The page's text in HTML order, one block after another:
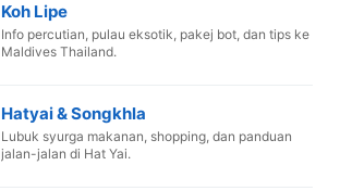
Koh Lipe
Info percutian, pulau eksotik, pakej bot, dan tips ke
Maldives Thailand.
Hatyai & Songkhla
Lubuk syurga makanan, shopping, dan panduan
jalan-jalan di Hat Yai.